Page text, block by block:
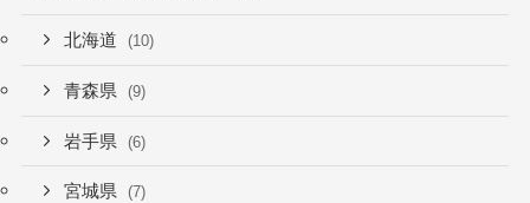
北海道 (10)
青森県 (9)
岩手県 (6)
宮城県 (7)